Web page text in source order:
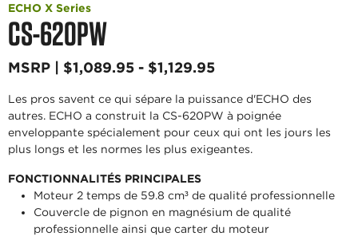
CS-620PW
ECHO X Series
MSRP | $1,089.95 - $1,129.95
Les pros savent ce qui sépare la puissance d'ECHO des
autres. ECHO a construit la CS-620PW à poignée
enveloppante spécialement pour ceux qui ont les jours les
plus longs et les normes les plus exigeantes.
FONCTIONNALITÉS PRINCIPALES
Moteur 2 temps de 59.8 cm³ de qualité professionnelle
Couvercle de pignon en magnésium de qualité
professionnelle ainsi que carter du moteur